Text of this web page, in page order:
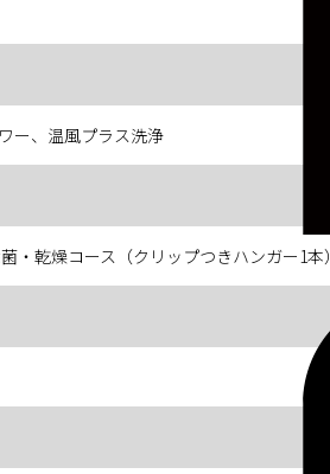
ー、温風プラス洗浄
・乾燥コース（クリップつきハンガー1本）